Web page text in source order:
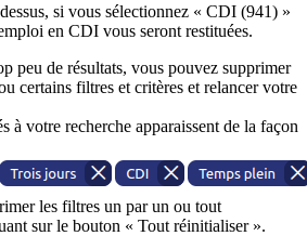
si vous sélectionnez « CDI (941) »
en CDI vous seront restituées.
peu de résultats, vous pouvez supprimer
certains filtres et critères et relancer votre
à votre recherche apparaissent de la façon
les filtres un par un ou tout
sur le bouton « Tout réinitialiser ».